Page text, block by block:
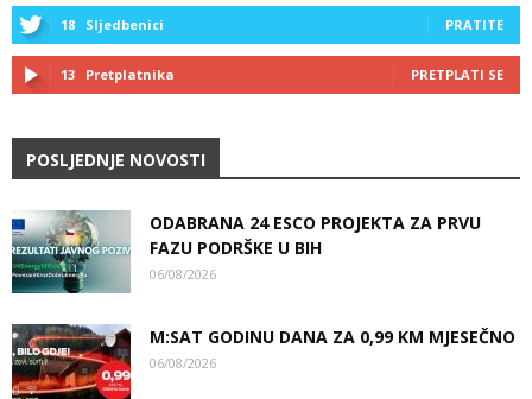
18 Sljedbenici PRATITE
13 Pretplatnika PRETPLATI SE
POSLJEDNJE NOVOSTI
ODABRANA 24 ESCO PROJEKTA ZA PRVU
FAZU PODRŠKE U BIH
06/08/2026
M:SAT GODINU DANA ZA 0,99 KM MJESEČNO
06/08/2026